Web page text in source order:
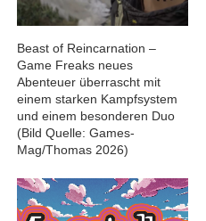
Beast of Reincarnation –
Game Freaks neues
Abenteuer überrascht mit
einem starken Kampfsystem
und einem besonderen Duo
(Bild Quelle: Games-
Mag/Thomas 2026)